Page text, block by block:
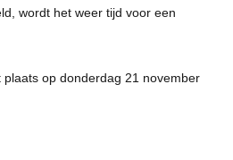
wordt het weer tijd voor een
plaats op donderdag 21 november